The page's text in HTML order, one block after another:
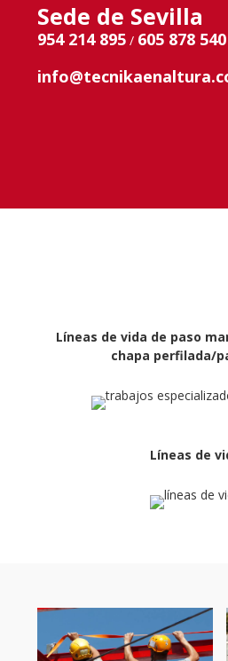
Sede de Sevilla
954 214 895 / 605 878 540
Líneas de vida de paso
chapa perfilada/
Líneas de